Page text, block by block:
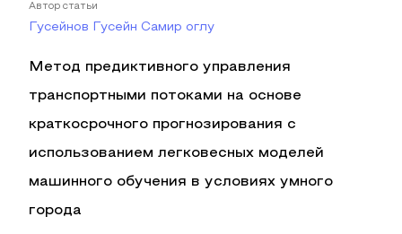
Автор статьи
Гусейнов Гусейн Самир оглу
Метод предиктивного управления
транспортными потоками на основе
краткосрочного прогнозирования с
использованием легковесных моделей
машинного обучения в условиях умного
города